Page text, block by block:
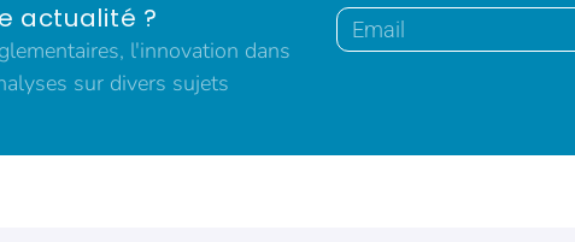
actualité ?
l'innovation dans
sur divers sujets